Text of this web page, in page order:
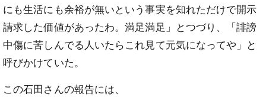
にも生活にも余裕が無いという事実を知れただけで開示
請求した価値があったわ。満足満足」とつづり、「誹謗
中傷に苦しんでる人いたらこれ見て元気になってや」と
呼びかけていた。
この石田さんの報告には、